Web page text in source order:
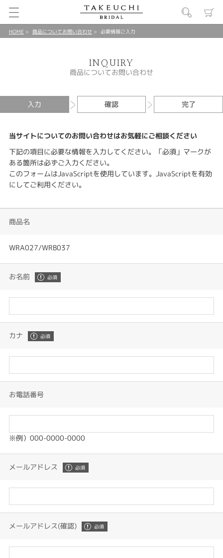
HOME 商品についてお問い合わせ 必要情報ご入力
INQUIRY
商品についてお問い合わせ
入力 確認 完了
当サイトについてのお問い合わせはお気軽にご相談ください
下記の項目に必要な情報を入力してください。「必須」マークが
ある箇所は必ずご入力ください。
このフォームはJavaScriptを使用しています。JavaScriptを有効
にしてご利用ください。
商品名
WRA027/WRB037
お名前
カナ
お電話番号
※例）000-0000-0000
メールアドレス
メールアドレス(確認)